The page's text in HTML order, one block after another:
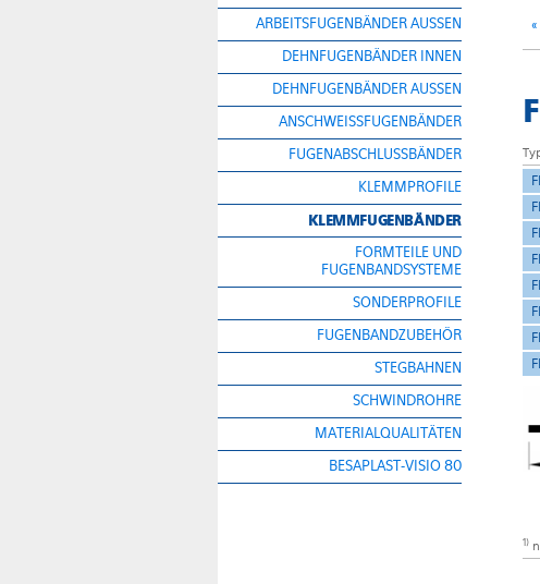
ARBEITSFUGENBÄNDER AUSSEN
DEHNFUGENBÄNDER INNEN
DEHNFUGENBÄNDER AUSSEN
ANSCHWEISSFUGENBÄNDER
FUGENABSCHLUSSBÄNDER
KLEMMPROFILE
KLEMMFUGENBÄNDER
FORMTEILE UND
FUGENBANDSYSTEME
SONDERPROFILE
FUGENBANDZUBEHÖR
STEGBAHNEN
SCHWINDROHRE
MATERIALQUALITÄTEN
BESAPLAST-VISIO 80
1)